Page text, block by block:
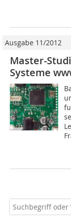
Ausgabe 11/2012
Master-
Systeme